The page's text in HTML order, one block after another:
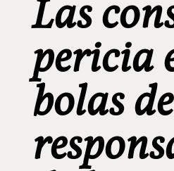
Las
pericia
bolas